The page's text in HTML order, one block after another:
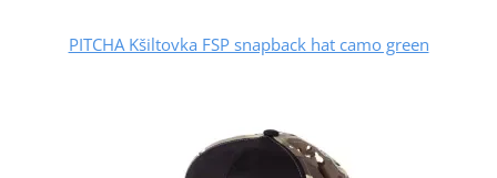
PITCHA Kšiltovka FSP snapback hat camo green